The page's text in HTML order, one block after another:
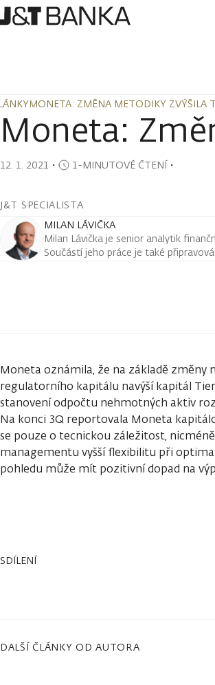
MONETA: ZMĚNA METODIKY ZVÝŠILA
MONETA: ZMĚNA METODIKY ZVÝŠILA
Moneta:
12. 1. 2021 ・ 1-MINUTOVÉ ČTENÍ・
J&T SPECIALISTA
MILAN LÁVIČKA
Milan Lávička je senior analytik
Součástí jeho práce je také
Moneta oznámila, že na základě
regulatorního kapitálu navýší kapitál
stanovení odpočtu nehmotných aktiv
Na konci 3Q reportovala Moneta
se pouze o tecnickou záležitost,
managementu vyšší flexibilitu při
pohledu může mít pozitivní dopad na
SDÍLENÍ
DALŠÍ ČLÁNKY OD AUTORA